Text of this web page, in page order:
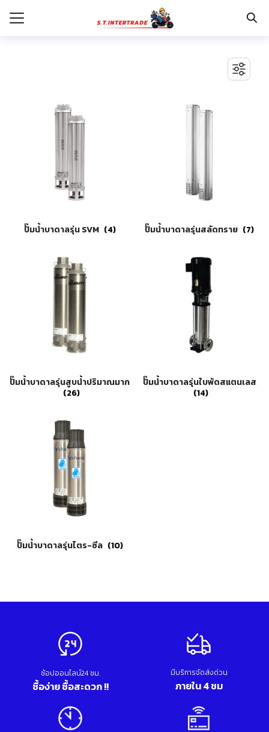
BOSCH เครื่องจี้ปูน
งานระบบไฟฟ้า
ปั๊มน้ำ ปั๊มน้ำอัตโนมัติ อุปกรณ์ระบบน้ำ
ปั๊มลม อุปกรณ์ระบบลม
รอก แม่แรงทุ่นกำลัง
ระบบพุกฝังคอนกรีต
อุปกรณ์ก่อสร้าง
อุปกรณ์ทำสวน การเกษตร
อุปกรณ์เซฟตี้
อุปกรณ์เสริม ขัด เจียร เจาะ
เคมีภัณฑ์ กาว เทปกาว
เครื่องมือทำความสะอาด
เครื่องมือวัด
เครื่องมือไฟฟ้า
เครื่องเชื่อม อุปกรณ์เชื่อม
เฟอร์นิเจอร์สำนักงาน
ปั๊มน้ำบาดาลรุ่น SVM (4) ปั๊มน้ำบาดาลรุ่นสลัดทราย (7)
ปั๊มน้ำบาดาลรุ่นสูบน้ำปริมาณมาก
(26)
ปั๊มน้ำบาดาลรุ่นใบพัดสแตนเลส
(14)
ปั๊มน้ำบาดาลรุ่นไตร-ซีล (10)
ช้อปออนไลน์24 ชม.
ซื้อง่าย ซื้อสะดวก !!
มีบริการจัดส่งด่วน
ภายใน 4 ชม